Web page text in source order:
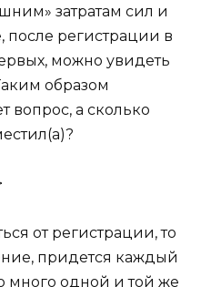
затратам сил и
регистрации в
можно увидеть
образом
вопрос, а сколько
от регистрации, то
придется каждый
много одной и той же